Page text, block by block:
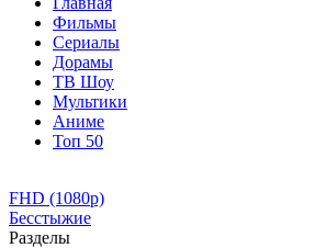
Фильмы
Сериалы
Дорамы
ТВ Шоу
Мультики
Аниме
Топ 50
FHD (1080p)
Бесстыжие
Разделы